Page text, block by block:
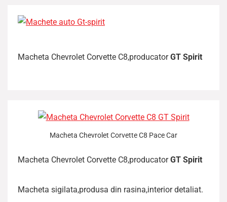
Macheta Chevrolet Corvette C8,producatorGT Spirit
Macheta Chevrolet Corvette C8 Pace Car
Macheta Chevrolet Corvette C8,producatorGT Spirit
Macheta sigilata,produsa din rasina,interior detaliat.